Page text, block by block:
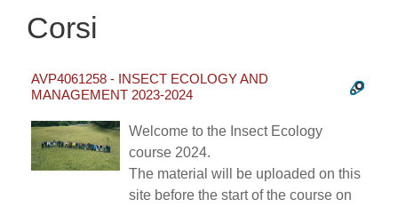
Corsi
AVP4061258 - INSECT ECOLOGY AND
MANAGEMENT 2023-2024
Welcome to the Insect Ecology
course 2024.
The material will be uploaded on this
site before the start of the course on